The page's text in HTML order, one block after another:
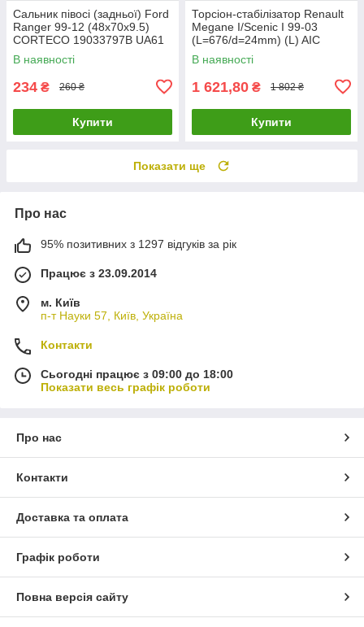
Сальник півосі (задньої) Ford
Ranger 99-12 (48x70x9.5)
CORTECO 19033797B UA61
В наявності
234 ₴ 260 ₴
Купити
Торсіон-стабілізатор Renault
Megane I/Scenic I 99-03
(L=676/d=24mm) (L) AIC
56750 UA61
В наявності
1 621,80 ₴ 1 802 ₴
Купити
Показати ще
Про нас
95% позитивних з 1297 відгуків за рік
Працює з 23.09.2014
м. Київ
п-т Науки 57, Київ, Україна
Контакти
Сьогодні працює з 09:00 до 18:00
Показати весь графік роботи
Про нас
Контакти
Доставка та оплата
Графік роботи
Повна версія сайту